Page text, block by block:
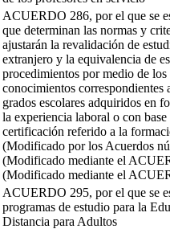
ACUERDO 286, por el que se
que determinan las normas y
ajustarán la revalidación de
extranjero y la equivalencia de
procedimientos por medio de los
conocimientos correspondientes
grados escolares adquiridos en
la experiencia laboral o con
certificación referido a la
(Modificado por los Acuerdos
(Modificado mediante el
(Modificado mediante el
ACUERDO 295, por el que se
programas de estudio para la
Distancia para Adultos